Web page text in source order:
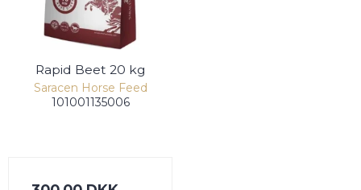
Rapid Beet 20 kg
Saracen Horse Feed
101001135006